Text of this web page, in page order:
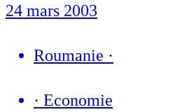
24 mars 2003
Roumanie ·
· Economie